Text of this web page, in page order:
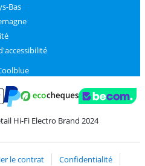
Bas
via ClickToPay
Payer avec PayPal
Hi-Fi Electro Brand 2024
le contrat
Confidentialité